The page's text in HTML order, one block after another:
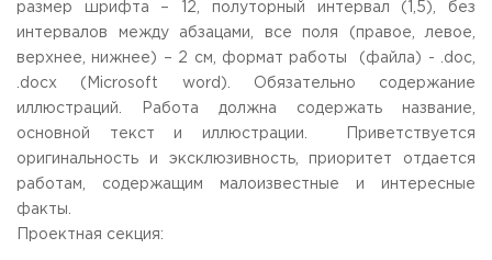
размер шрифта – 12, полуторный интервал (1,5), без
интервалов между абзацами, все поля (правое, левое,
верхнее, нижнее) – 2 см, формат работы (файла) - .doc,
.docx (Microsoft word). Обязательно содержание
иллюстраций. Работа должна содержать название,
основной текст и иллюстрации. Приветствуется
оригинальность и эксклюзивность, приоритет отдается
работам, содержащим малоизвестные и интересные
факты.
Проектная секция: